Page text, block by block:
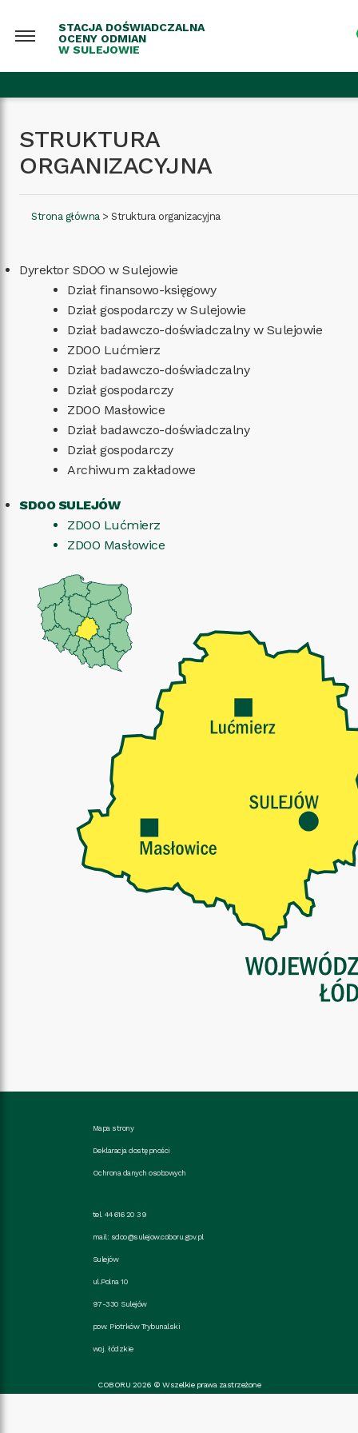
STACJA DOŚWIADCZALNA
OCENY ODMIAN
W SULEJOWIE
STRUKTURA
ORGANIZACYJNA
Strona główna> Struktura organizacyjna
Dyrektor SDOO w Sulejowie
Dział finansowo-księgowy
Dział gospodarczy w Sulejowie
Dział badawczo-doświadczalny w Sulejowie
ZDOO Lućmierz
Dział badawczo-doświadczalny
Dział gospodarczy
ZDOO Masłowice
Dział badawczo-doświadczalny
Dział gospodarczy
Archiwum zakładowe
SDOO SULEJÓW
ZDOO Lućmierz
ZDOO Masłowice
Mapa strony
Deklaracja dostępności
Ochrona danych osobowych
tel. 44 616 20 39
mail: sdoo@sulejow.coboru.gov.pl
Sulejów
ul.Polna 10
97-330 Sulejów
pow. Piotrków Trybunalski
woj. łódzkie
COBORU 2026 © Wszelkie prawa zastrzeżone